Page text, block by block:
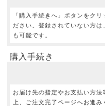
「購入手続きへ」ボタンをク
ださい。登録されていない方は
も可能です。
購入手続き
お届け先の指定やお支払い方
上、ご注文完了ページへお進